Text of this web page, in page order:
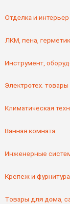
Отделка и интерьер
ЛКМ, пена,
Инструмент,
Электротех. товары
Климатическая
Ванная комната
Инженерные
Крепеж и фурнитура
Товары для дома,